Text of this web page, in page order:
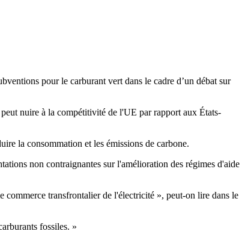
pour le carburant vert dans le cadre d’un débat sur
nuire à la compétitivité de l'UE par rapport aux États-
la consommation et les émissions de carbone.
non contraignantes sur l'amélioration des régimes d'aide
commerce transfrontalier de l'électricité », peut-on lire dans le
fossiles. »